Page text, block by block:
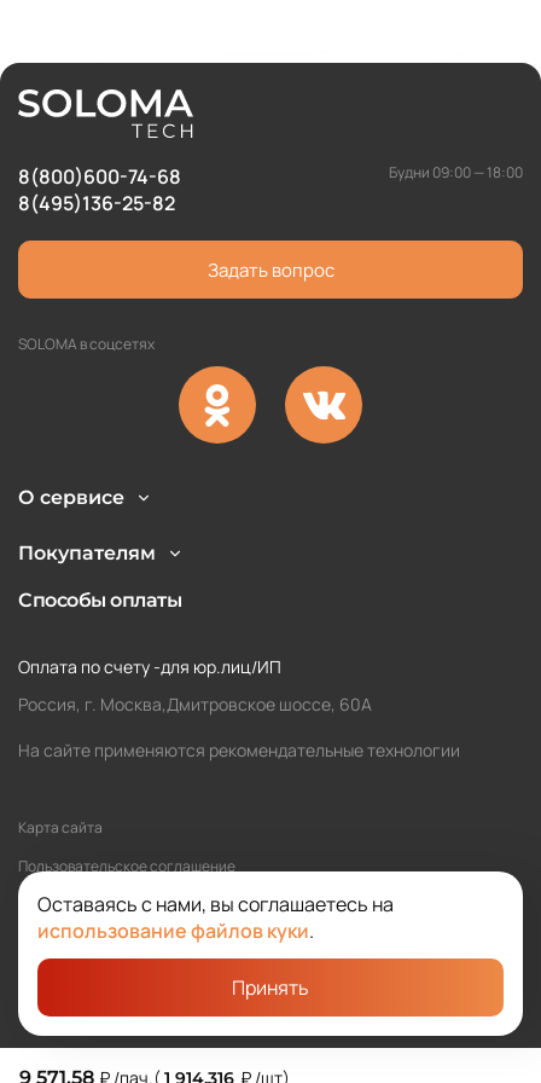
9 571,58 ₽ /пач. (1 914,316 ₽ /шт)
Оставаясь с нами, вы соглашаетесь на
использование файлов куки.
Принять
8(800)600-74-68
8(495)136-25-82
Будни 09:00 — 18:00
Задать вопрос
SOLOMA в соцсетях
О сервисе
Покупателям
Способы оплаты
Оплата по счету -для юр.лиц/ИП
Россия, г. Москва,Дмитровское шоссе, 60А
На сайте применяются рекомендательные технологии
Карта сайта
Политика обработки персональных данных
Пользовательское соглашение